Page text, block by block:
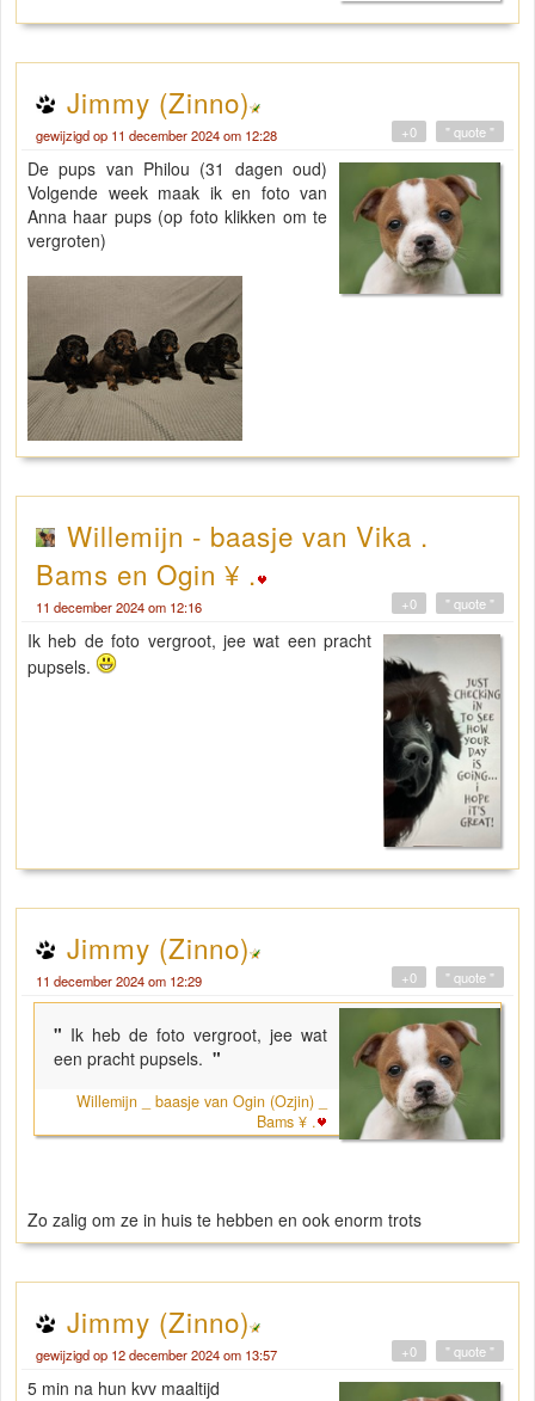
Jimmy (Zinno)
gewijzigd op 11 december 2024 om 12:28 " quote "
+0
De pups van Philou (31 dagen oud)
Volgende week maak ik en foto van
Anna haar pups (op foto klikken om te
vergroten)
Willemijn - baasje van Vika .
Bams en Ogin ¥ .
11 december 2024 om 12:16 " quote "
+0
Ik heb de foto vergroot, jee wat een pracht
pupsels.
Jimmy (Zinno)
11 december 2024 om 12:29 " quote "
+0
" Ik heb de foto vergroot, jee wat
een pracht pupsels. "
Willemijn _ baasje van Ogin (Ozjin) _
Bams ¥ .
Zo zalig om ze in huis te hebben en ook enorm trots
Jimmy (Zinno)
gewijzigd op 12 december 2024 om 13:57 " quote "
+0
5 min na hun kvv maaltijd